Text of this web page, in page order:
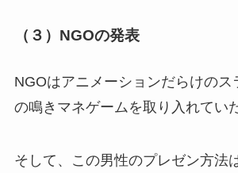
（３）NGOの発表
NGOはアニメーションだらけのス
の鳴きマネゲームを取り入れていた
そして、この男性のプレゼン方法